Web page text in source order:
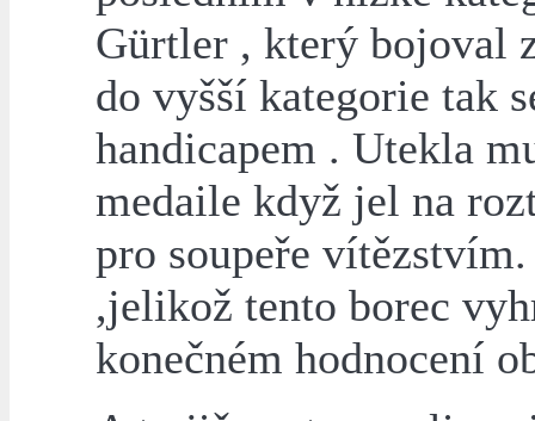
Gürtler , který bojoval
do vyšší kategorie tak
handicapem . Utekla
medaile když jel na
pro soupeře
,jelikož tento borec
konečném hodnocení